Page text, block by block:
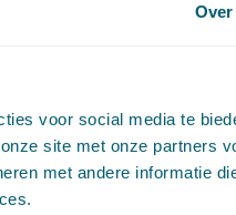
Over
voor social media te
site met onze partners
met andere informatie
Wetgeving